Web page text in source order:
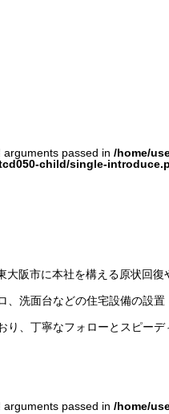
passed in /home/
child/single-
大阪市に本社を構える原状回
、洗面台などの住宅設備の設
り、丁寧なフォローとスピー
passed in /home/